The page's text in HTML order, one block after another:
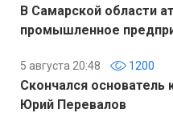
В Самарской области
промышленное
5 августа 20:48 1200
Скончался
Юрий Перевалов